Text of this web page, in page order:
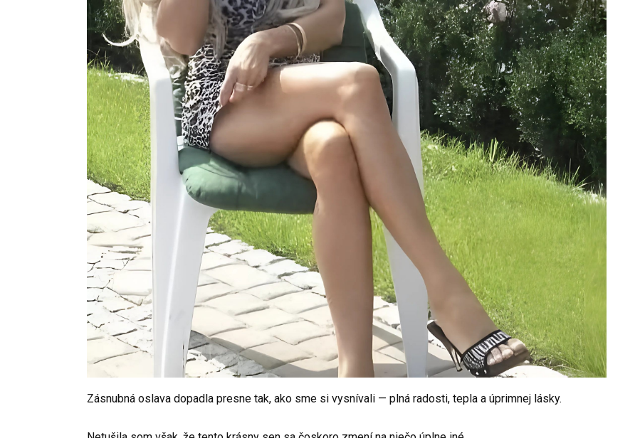
Zásnubná oslava dopadla presne tak, ako sme si vysnívali — plná radosti, tepla a úprimnej lásky.